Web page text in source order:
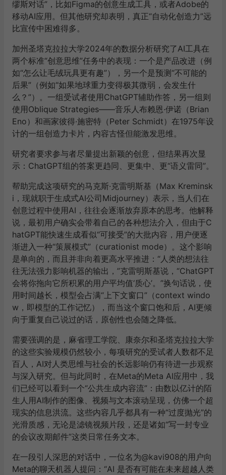
缪斯对话”，比如Figma的创意生成工具，或者Adobe的
移动AI应用。但其他研究却表明，真正“自动化创造力”远
比宣传中困难得多。
加州圣塔克拉拉大学2024年的数据分析研究了AI工具在
两个标准“创意思维”任务中的表现：一个是产品改进（例
如“怎么让毛绒玩具更有趣”），另一个是预测“不可能的
后果”（例如“如果地球重力变得极其微弱，会发生什
么？”）。一组受试者使用ChatGPT辅助作答，另一组则
使用Oblique Strategies——音乐人布赖恩·伊诺（Brian
Eno）和画家彼得·施密特（Peter Schmidt）在1975年设
计的一组创造力卡片，内容古怪但能激发思维。
研究者要求参与者尽量提出新颖的创意，但结果再次显
示：ChatGPT组的答案更趋同、更集中、更“语义雷同”。
帮助完成这项研究的马克斯·克雷明斯基（Max Kreminsk
i，现就职于生成式AI公司Midjourney）表示，当人们在
创意过程中使用AI，往往会逐渐放弃原本的思考。他解释
说，最初用户确实会带着自己的各种想法介入，但由于C
hatGPT能快速生成看似“可接受”的大批内容，用户便逐
渐进入一种“策展模式”（curationist mode）。这个影响
是单向的，而且并非向着更高水平推进：“人类的想法往
往无法强力影响机器的输出，”克雷明斯基说，“ChatGPT
会将你拖向它所积累的用户平均值‘质心’。”换句话说，使
用时间越长，模型会占满“上下文窗口”（context windo
w，即模型的工作记忆），而当这个窗口饱和后，AI更倾
向于重复自己说过的话，原创性也会随之降低。
需要强调的是，麻省理工学院、康奈尔和圣塔克拉拉大学
的这些实验规模仍然较小，每项研究的受试者人数都不足
百人，AI对人类思维与社会的长远影响仍有待进一步观察
与深入研究。但与此同时，在Meta的Meta AI应用中，我
们已经可以看到一个“公共生成内容流”：由数以亿计的陌
生人用AI制作的图像、视频与文本滚动呈现，仿佛一个超
现实的信息洪流。这些内容几乎都具有一种“过度抛光”的
光滑质感，无论是滤镜视频片段，还是诸如“写一封专业
的会议改期邮件”这类日常任务文本。
在一段引人深思的对话中，一位名为@kavi908的用户向
Meta的聊天机器人提问：“AI 是否有可能在未来超越人类